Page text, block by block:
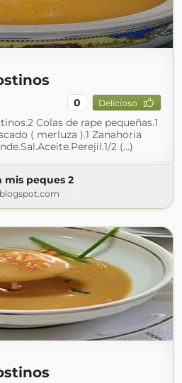
0 Delicioso
Colas de rape pequeñas.1
( merluza ).1 Zanahoria
2 (...)
mis peques 2